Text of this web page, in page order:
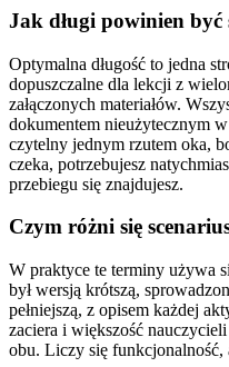
Jak długi powinien być
Optymalna długość to jedna
dopuszczalne dla lekcji z
załączonych materiałów.
dokumentem nieużytecznym
czytelny jednym rzutem oka,
czeka, potrzebujesz
przebiegu się znajdujesz.
Czym różni się
W praktyce te terminy używa
był wersją krótszą,
pełniejszą, z opisem każdej
zaciera i większość
obu. Liczy się funkcjonalność,